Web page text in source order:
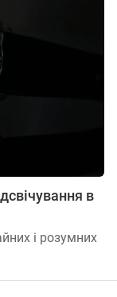
в
і розумних